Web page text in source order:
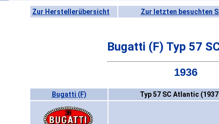
Zur Herstellerübersicht Zur letzten besuchten
Bugatti (F) Typ 57
1936
Bugatti (F) Typ 57 SC Atlantic